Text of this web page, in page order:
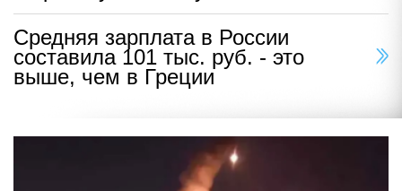
Средняя зарплата в России
составила 101 тыс. руб. - это
выше, чем в Греции